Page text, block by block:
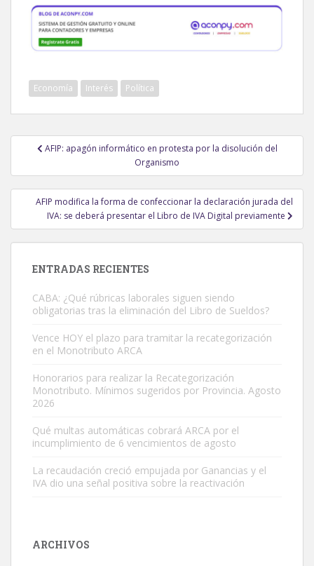
Economía Interés Política
Navegación
entradas
AFIP: apagón informático en protesta por la disolución del
Organismo
AFIP modifica la forma de confeccionar la declaración jurada del
IVA: se deberá presentar el Libro de IVA Digital previamente
ENTRADAS RECIENTES
CABA: ¿Qué rúbricas laborales siguen siendo
obligatorias tras la eliminación del Libro de Sueldos?
Vence HOY el plazo para tramitar la recategorización
en el Monotributo ARCA
Honorarios para realizar la Recategorización
Monotributo. Mínimos sugeridos por Provincia. Agosto
2026
Qué multas automáticas cobrará ARCA por el
incumplimiento de 6 vencimientos de agosto
La recaudación creció empujada por Ganancias y el
IVA dio una señal positiva sobre la reactivación
ARCHIVOS